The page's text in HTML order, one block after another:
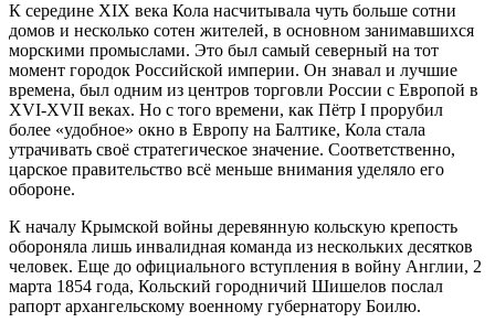
К середине XIX века Кола насчитывала чуть больше сотни
домов и несколько сотен жителей, в основном занимавшихся
морскими промыслами. Это был самый северный на тот
момент городок Российской империи. Он знавал и лучшие
времена, был одним из центров торговли России с Европой в
XVI-XVII веках. Но с того времени, как Пётр I прорубил
более «удобное» окно в Европу на Балтике, Кола стала
утрачивать своё стратегическое значение. Соответственно,
царское правительство всё меньше внимания уделяло его
обороне.
К началу Крымской войны деревянную кольскую крепость
обороняла лишь инвалидная команда из нескольких десятков
человек. Еще до официального вступления в войну Англии, 2
марта 1854 года, Кольский городничий Шишелов послал
рапорт архангельскому военному губернатору Боилю.